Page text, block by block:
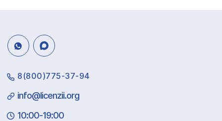
8(800)775-37-94
info@licenzii.org
10:00-19:00